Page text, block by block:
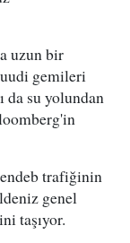
uzun bir
gemileri
da su yolundan
trafiğinin
genel
taşıyor.